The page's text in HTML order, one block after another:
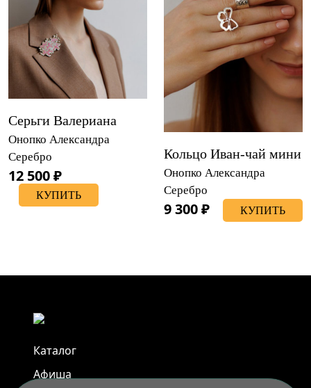
Серьги Валериана
Онопко Александра
Серебро
12 500 ₽
КУПИТЬ
Кольцо Иван-чай мини
Онопко Александра
Серебро
9 300 ₽ КУПИТЬ
Каталог
Афиша